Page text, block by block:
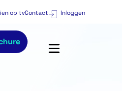
op tvContact Inloggen